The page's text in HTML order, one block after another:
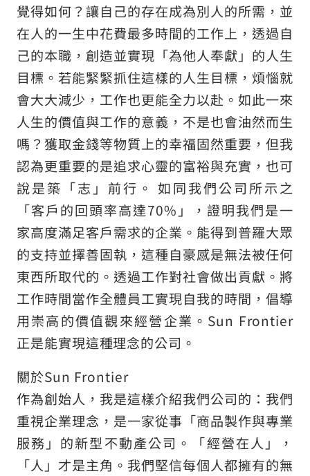
覺得如何？讓自己的存在成為別人的所需，並
在人的一生中花費最多時間的工作上，透過自
己的本職，創造並實現「為他人奉獻」的人生
目標。若能緊緊抓住這樣的人生目標，煩惱就
會大大減少，工作也更能全力以赴。如此一來
人生的價值與工作的意義，不是也會油然而生
嗎？獲取金錢等物質上的幸福固然重要，但我
認為更重要的是追求心靈的富裕與充實，也可
說是築「志」前行。 如同我們公司所示之
「客戶的回頭率高達70%」，證明我們是一
家高度滿足客戶需求的企業。能得到普羅大眾
的支持並擇善固執，這種自豪感是無法被任何
東西所取代的。透過工作對社會做出貢獻。將
工作時間當作全體員工實現自我的時間，倡導
用崇高的價值觀來經營企業。Sun Frontier
正是能實現這種理念的公司。
關於Sun Frontier
作為創始人，我是這樣介紹我們公司的：我們
重視企業理念，是一家從事「商品製作與專業
服務」的新型不動產公司。「經營在人」，
「人」才是主角。我們堅信每個人都擁有的無